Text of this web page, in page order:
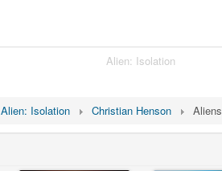
Alien: Isolation
Alien: Isolation Christian Henson Aliens